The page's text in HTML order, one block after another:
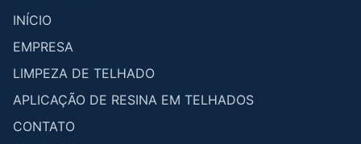
INÍCIO
EMPRESA
LIMPEZA DE TELHADO
APLICAÇÃO DE RESINA EM TELHADOS
CONTATO